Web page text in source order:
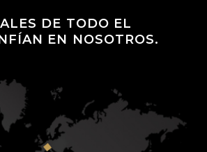
DE TODO EL
EN NOSOTROS.